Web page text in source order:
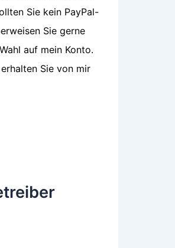
Sie kein PayPal-
Sie gerne
auf mein Konto.
Sie von mir